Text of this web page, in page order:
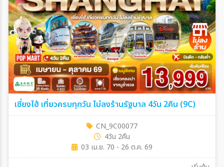
เซี่ยงไฮ้ เที่ยวครบทุกวัน ไม่ลงร้านรัฐบาล 4วัน 2คืน (9C)
CN_9C00077
4วัน 2คืน
03 เม.ย. 70 - 26 ต.ค. 69